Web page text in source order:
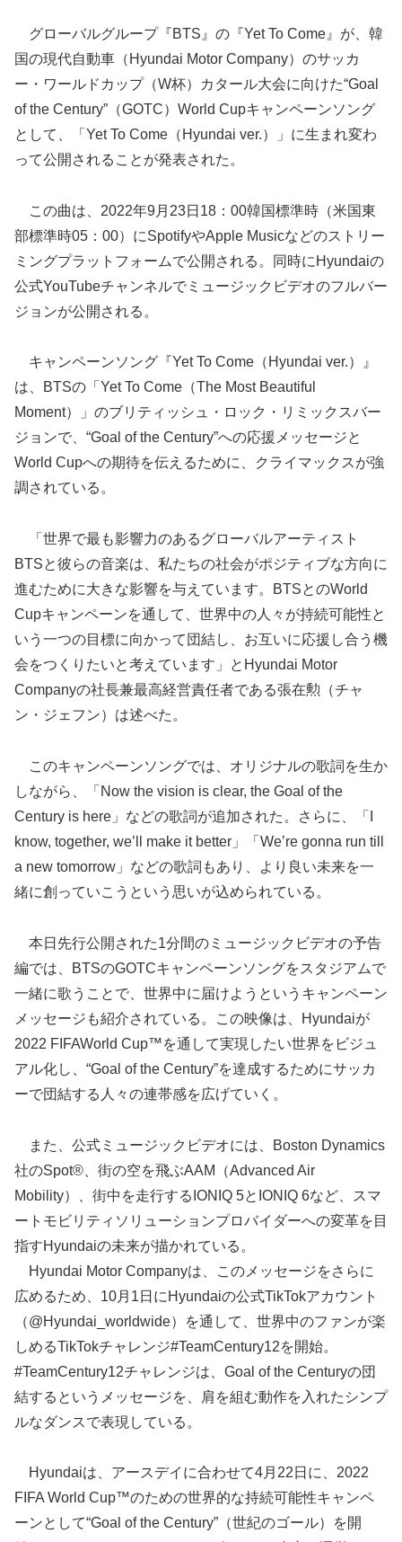
グローバルグループ『BTS』の『Yet To Come』が、韓
国の現代自動車（Hyundai Motor Company）のサッカ
ー・ワールドカップ（W杯）カタール大会に向けた“Goal
of the Century”（GOTC）World Cupキャンペーンソング
として、「Yet To Come（Hyundai ver.）」に生まれ変わ
って公開されることが発表された。
この曲は、2022年9月23日18：00韓国標準時（米国東
部標準時05：00）にSpotifyやApple Musicなどのストリー
ミングプラットフォームで公開される。同時にHyundaiの
公式YouTubeチャンネルでミュージックビデオのフルバー
ジョンが公開される。
キャンペーンソング『Yet To Come（Hyundai ver.）』
は、BTSの「Yet To Come（The Most Beautiful
Moment）」のブリティッシュ・ロック・リミックスバー
ジョンで、“Goal of the Century”への応援メッセージと
World Cupへの期待を伝えるために、クライマックスが強
調されている。
「世界で最も影響力のあるグローバルアーティスト
BTSと彼らの音楽は、私たちの社会がポジティブな方向に
進むために大きな影響を与えています。BTSとのWorld
Cupキャンペーンを通して、世界中の人々が持続可能性と
いう一つの目標に向かって団結し、お互いに応援し合う機
会をつくりたいと考えています」とHyundai Motor
Companyの社長兼最高経営責任者である張在勲（チャ
ン・ジェフン）は述べた。
このキャンペーンソングでは、オリジナルの歌詞を生か
しながら、「Now the vision is clear, the Goal of the
Century is here」などの歌詞が追加された。さらに、「I
know, together, we’ll make it better」「We’re gonna run till
a new tomorrow」などの歌詞もあり、より良い未来を一
緒に創っていこうという思いが込められている。
本日先行公開された1分間のミュージックビデオの予告
編では、BTSのGOTCキャンペーンソングをスタジアムで
一緒に歌うことで、世界中に届けようというキャンペーン
メッセージも紹介されている。この映像は、Hyundaiが
2022 FIFAWorld Cup™を通して実現したい世界をビジュ
アル化し、“Goal of the Century”を達成するためにサッカ
ーで団結する人々の連帯感を広げていく。
また、公式ミュージックビデオには、Boston Dynamics
社のSpot®、街の空を飛ぶAAM（Advanced Air
Mobility）、街中を走行するIONIQ 5とIONIQ 6など、スマ
ートモビリティソリューションプロバイダーへの変革を目
指すHyundaiの未来が描かれている。
Hyundai Motor Companyは、このメッセージをさらに
広めるため、10月1日にHyundaiの公式TikTokアカウント
（@Hyundai_worldwide）を通して、世界中のファンが楽
しめるTikTokチャレンジ#TeamCentury12を開始。
#TeamCentury12チャレンジは、Goal of the Centuryの団
結するというメッセージを、肩を組む動作を入れたシンプ
ルなダンスで表現している。
Hyundaiは、アースデイに合わせて4月22日に、2022
FIFA World Cup™のための世界的な持続可能性キャンペ
ーンとして“Goal of the Century”（世紀のゴール）を開